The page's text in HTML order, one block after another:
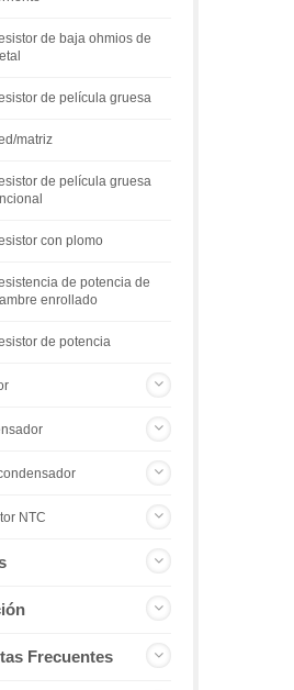
de baja ohmios de
de película gruesa
matriz
de película gruesa
con plomo
de potencia de
enrollado
de potencia
NTC
Frecuentes